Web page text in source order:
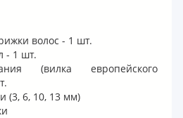
волос - 1 шт.
- 1 шт.
(вилка европейского
(3, 6, 10, 13 мм)